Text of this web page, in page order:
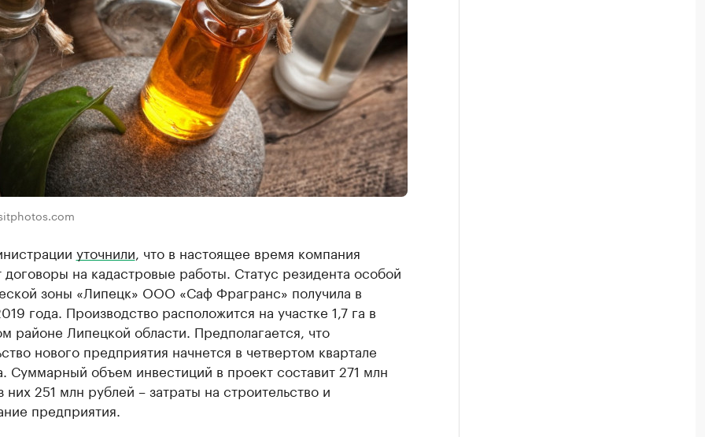
уточнили , что в настоящее время компания
договоры на кадастровые работы. Статус резидента особой
зоны «Липецк» ООО «Саф Фрагранс» получила в
года. Производство расположится на участке 1,7 га в
районе Липецкой области. Предполагается, что
нового предприятия начнется в четвертом квартале
Суммарный объем инвестиций в проект составит 271 млн
них 251 млн рублей – затраты на строительство и
предприятия.